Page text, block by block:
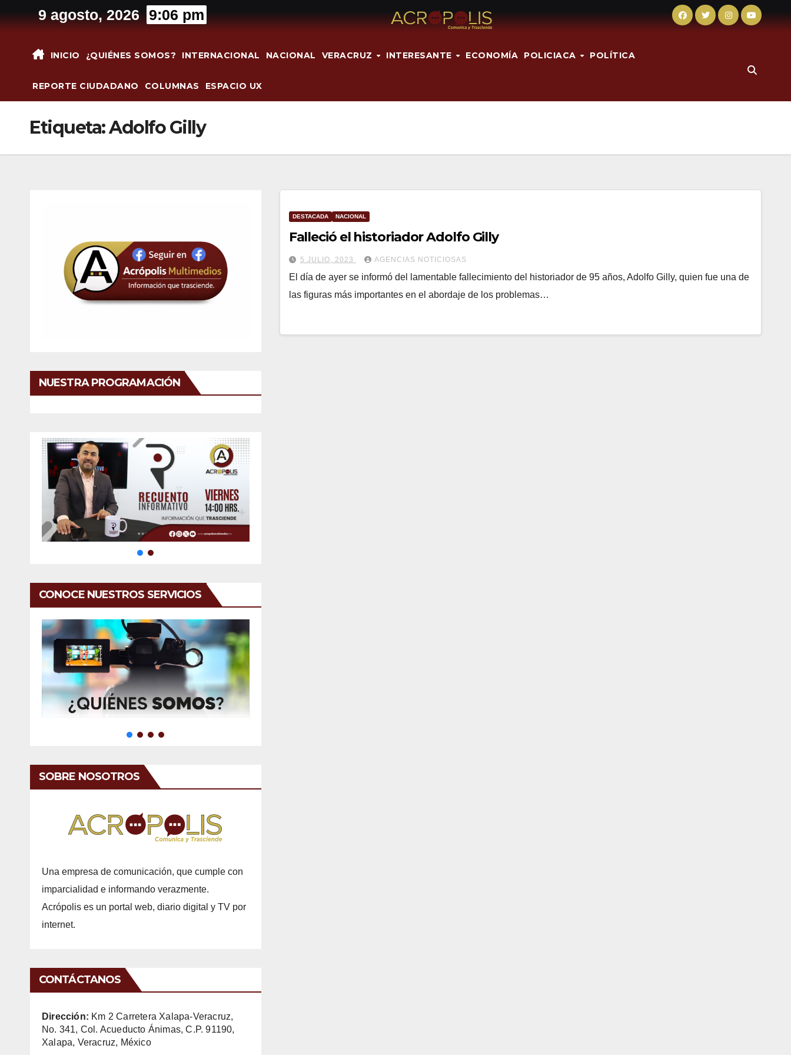
al
9 agosto, 2026 9:06 pm
INICIO ¿QUIÉNES SOMOS? INTERNACIONAL NACIONAL VERACRUZ INTERESANTE ECONOMÍA POLICIACA POLÍTICA
REPORTE CIUDADANO COLUMNAS ESPACIO UX
Etiqueta:Adolfo Gilly
NUESTRA PROGRAMACIÓN
CONOCE NUESTROS SERVICIOS
SOBRE NOSOTROS
Una empresa de comunicación, que cumple con
imparcialidad e informando verazmente.
Acrópolis es un portal web, diario digital y TV por
internet.
CONTÁCTANOS
Dirección: Km 2 Carretera Xalapa-Veracruz,
No. 341, Col. Acueducto Ánimas, C.P. 91190,
Xalapa, Veracruz, México
DESTACADA NACIONAL
Falleció el historiador Adolfo Gilly
5 JULIO, 2023 AGENCIAS NOTICIOSAS
El día de ayer se informó del lamentable fallecimiento del historiador de 95 años, Adolfo Gilly, quien fue una de
las figuras más importantes en el abordaje de los problemas…